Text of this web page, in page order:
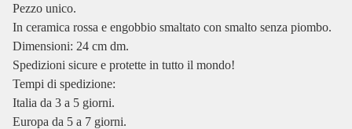
Pezzo unico.
In ceramica rossa e engobbio smaltato con smalto senza piombo.
Dimensioni: 24 cm dm.
Spedizioni sicure e protette in tutto il mondo!
Tempi di spedizione:
Italia da 3 a 5 giorni.
Europa da 5 a 7 giorni.